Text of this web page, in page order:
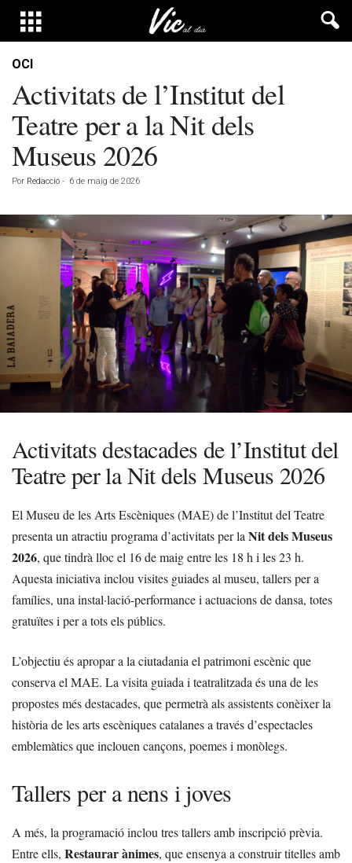
OCI
Activitats de l’Institut del
Teatre per a la Nit dels
Museus 2026
Por Redacció - 6 de maig de 2026
Activitats destacades de l’Institut del
Teatre per la Nit dels Museus 2026
El Museu de les Arts Escèniques (MAE) de l’Institut del Teatre
presenta un atractiu programa d’activitats per la Nit dels Museus
2026, que tindrà lloc el 16 de maig entre les 18 h i les 23 h.
Aquesta iniciativa inclou visites guiades al museu, tallers per a
famílies, una instal·lació-performance i actuacions de dansa, totes
gratuïtes i per a tots els públics.
L’objectiu és apropar a la ciutadania el patrimoni escènic que
conserva el MAE. La visita guiada i teatralitzada és una de les
propostes més destacades, que permetrà als assistents conèixer la
història de les arts escèniques catalanes a través d’espectacles
emblemàtics que inclouen cançons, poemes i monòlegs.
Tallers per a nens i joves
A més, la programació inclou tres tallers amb inscripció prèvia.
Entre ells, Restaurar ànimes, que ensenya a construir titelles amb